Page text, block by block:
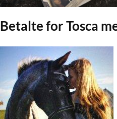
Betalte for Tosca